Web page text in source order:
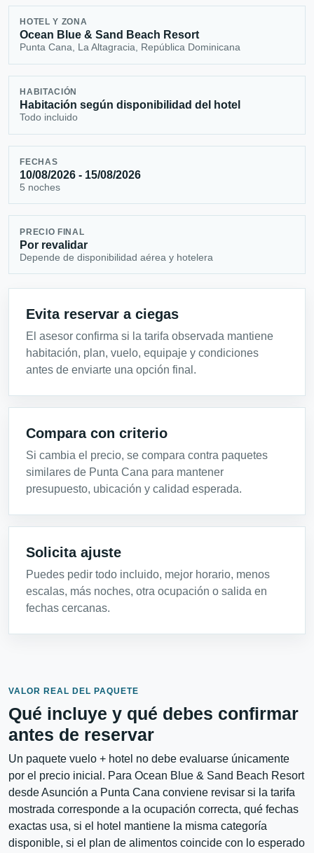
HOTEL Y ZONA
Ocean Blue & Sand Beach Resort
Punta Cana, La Altagracia, República Dominicana
HABITACIÓN
Habitación según disponibilidad del hotel
Todo incluido
FECHAS
10/08/2026 - 15/08/2026
5 noches
PRECIO FINAL
Por revalidar
Depende de disponibilidad aérea y hotelera
Evita reservar a ciegas
El asesor confirma si la tarifa observada mantiene
habitación, plan, vuelo, equipaje y condiciones
antes de enviarte una opción final.
Compara con criterio
Si cambia el precio, se compara contra paquetes
similares de Punta Cana para mantener
presupuesto, ubicación y calidad esperada.
Solicita ajuste
Puedes pedir todo incluido, mejor horario, menos
escalas, más noches, otra ocupación o salida en
fechas cercanas.
VALOR REAL DEL PAQUETE
Qué incluye y qué debes confirmar
antes de reservar
Un paquete vuelo + hotel no debe evaluarse únicamente
por el precio inicial. Para Ocean Blue & Sand Beach Resort
desde Asunción a Punta Cana conviene revisar si la tarifa
mostrada corresponde a la ocupación correcta, qué fechas
exactas usa, si el hotel mantiene la misma categoría
disponible, si el plan de alimentos coincide con lo esperado